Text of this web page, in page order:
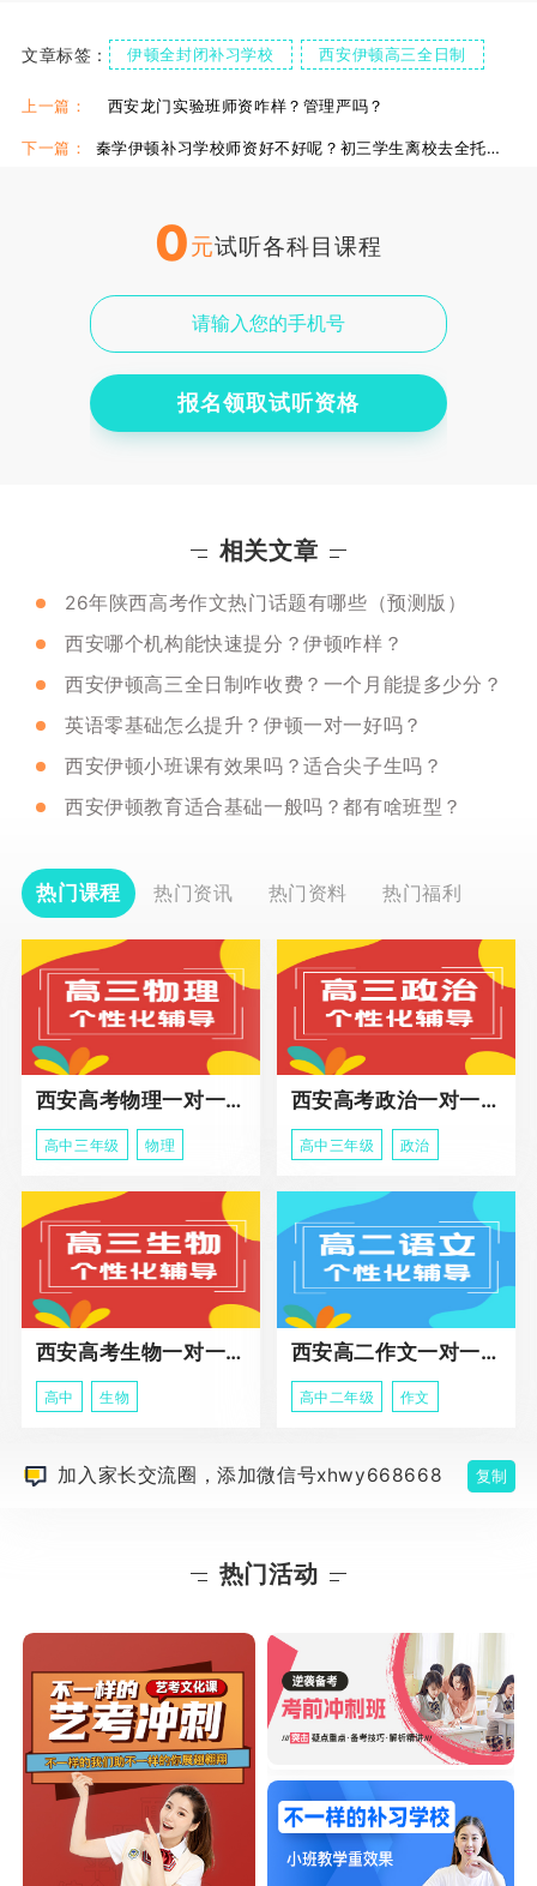
文章标签： 伊顿全封闭补习学校 西安伊顿高三全日制
上一篇： 西安龙门实验班师资咋样？管理严吗？
下一篇： 秦学伊顿补习学校师资好不好呢？初三学生离校去全托机构好不好？
0元试听各科目课程
报名领取试听资格
相关文章
26年陕西高考作文热门话题有哪些（预测版）
西安哪个机构能快速提分？伊顿咋样？
西安伊顿高三全日制咋收费？一个月能提多少分？
英语零基础怎么提升？伊顿一对一好吗？
西安伊顿小班课有效果吗？适合尖子生吗？
西安伊顿教育适合基础一般吗？都有啥班型？
热门课程 热门资讯 热门资料 热门福利
西安高考物理一对一辅导课程
高中三年级 物理
西安高考政治一对一辅导课程
高中三年级 政治
西安高考生物一对一辅导
高中 生物
西安高二作文一对一辅导课程
高中二年级 作文
加入家长交流圈，添加微信号xhwy668668 复制
热门活动